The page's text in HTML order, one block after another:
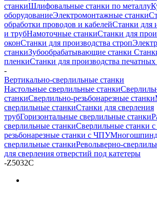
станкиШлифовальные станки по металлу
оборудованиеЭлектромонтажные станки
обработки проводов и кабелейСтанки для
и трубНамоточные станкиСтанки для
оконСтанки для производства строп
станкиЗубообрабатывающие станки
пленкиСтанки для производства печатных
-
Вертикально-сверлильные станки
Настольные сверлильные станки
станкиСверлильно-резьбонарезные станки
сверлильные станкиСтанки для сверления
трубГоризонтальные сверлильные станки
сверлильные станкиСверлильные станки
резьбонарезные станки с ЧПУ
сверлильные станкиРевольверно-
для сверления отверстий под катетеры
-Z5032C